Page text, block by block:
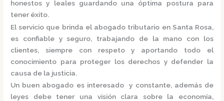
honestos y leales guardando una óptima postura para
tener éxito.
El servicio que brinda el abogado tributario en Santa Rosa,
es confiable y seguro, trabajando de la mano con los
clientes, siempre con respeto y aportando todo el
conocimiento para proteger los derechos y defender la
causa de la justicia.
Un buen abogado es interesado y constante, además de
leyes debe tener una visión clara sobre la economía,